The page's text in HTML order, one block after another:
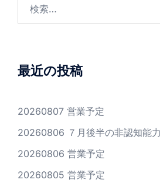
ジ
最近の投稿
20260807 営業予定
20260806 ７月後半の非認知能
20260806 営業予定
20260805 営業予定